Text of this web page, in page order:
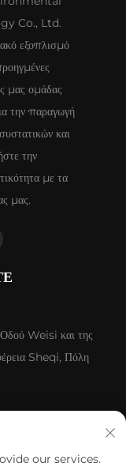
Co., Ltd.
εξοπλισμό
μας ομάδας
την παραγωγή
και
την
με τα
μας.
Weisi και της
Sheqi, Πόλη
our services.